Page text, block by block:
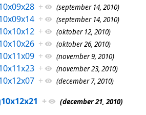
+ (september 14, 2010)
+ (september 14, 2010)
+ (oktober 12, 2010)
+ (oktober 26, 2010)
+ (november 9, 2010)
+ (november 23, 2010)
+ (december 7, 2010)
+ (december 21, 2010)